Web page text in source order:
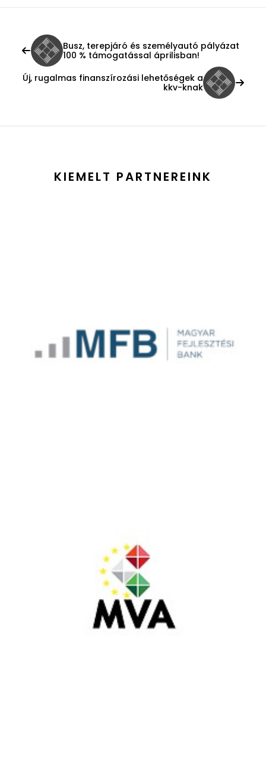
Busz, terepjáró és személyautó pályázat
100 % támogatással áprilisban!
Új, rugalmas finanszírozási lehetőségek a
kkv-knak
KIEMELT PARTNEREINK